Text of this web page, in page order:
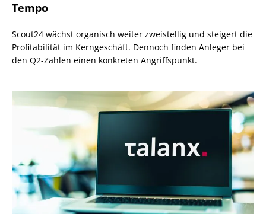
Tempo
Scout24 wächst organisch weiter zweistellig und steigert die
Profitabilität im Kerngeschäft. Dennoch finden Anleger bei
den Q2-Zahlen einen konkreten Angriffspunkt.